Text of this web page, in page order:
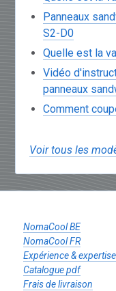
Panneaux
S2-D0
Quelle est la
Vidéo
panneaux
Comment
Voir tous les
NomaCool BE
NomaCool FR
Expérience & expertise
Catalogue pdf
Frais de livraison